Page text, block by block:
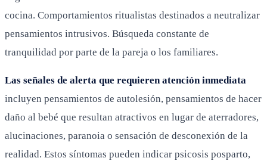
cocina. Comportamientos ritualistas destinados a neutralizar
pensamientos intrusivos. Búsqueda constante de
tranquilidad por parte de la pareja o los familiares.
Las señales de alerta que requieren atención inmediata
incluyen pensamientos de autolesión, pensamientos de hacer
daño al bebé que resultan atractivos en lugar de aterradores,
alucinaciones, paranoia o sensación de desconexión de la
realidad. Estos síntomas pueden indicar psicosis posparto,